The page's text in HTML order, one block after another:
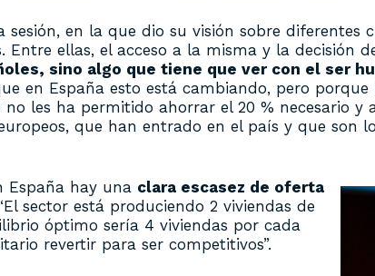
en la que dio su visión sobre diferentes
ellas, el acceso a la misma y la decisión
sino algo que tiene que ver con el ser
en España esto está cambiando, pero
no les ha permitido ahorrar el 20 % necesario
que han entrado en el país y que son
España hay una clara escasez de oferta
sector está produciendo 2 viviendas de
óptimo sería 4 viviendas por cada
revertir para ser competitivos”.